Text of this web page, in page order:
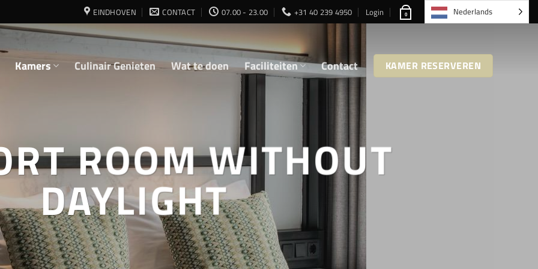
EINDHOVEN CONTACT 07.00 - 23.00 +31 40 239 4950 Login 0 Nederlands
Kamers Culinair Genieten Wat te doen Faciliteiten Contact KAMER RESERVEREN
ROOM WITHOUT
DAYLIGHT